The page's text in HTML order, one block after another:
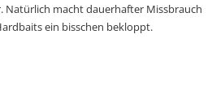
Natürlich macht dauerhafter Missbrauch
ein bisschen bekloppt.